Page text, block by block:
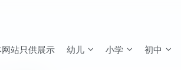
站只供展示 幼儿 小学 初中